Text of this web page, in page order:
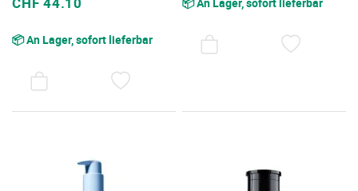
📦 An Lager, sofort lieferbar